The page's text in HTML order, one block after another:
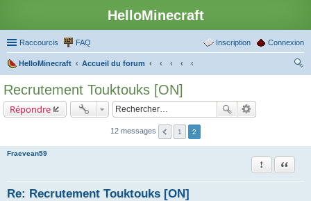
HelloMinecraft
Raccourcis FAQ Connexion
Inscription
HelloMinecraft
Accueil du forum
Recrutement Touktouks [ON]
Répondre
12 messages 1 2
Fraevean59
Re: Recrutement Touktouks [ON]
Rapporter le
Citation